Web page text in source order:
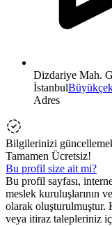
Dizdariye Mah.
İstanbul
Adres
Bilgilerinizi
Tamamen Ücretsiz!
Bu profil size ait mi?
Bu profil sayfası,
meslek kuruluşlarının
olarak
veya itiraz talepleriniz